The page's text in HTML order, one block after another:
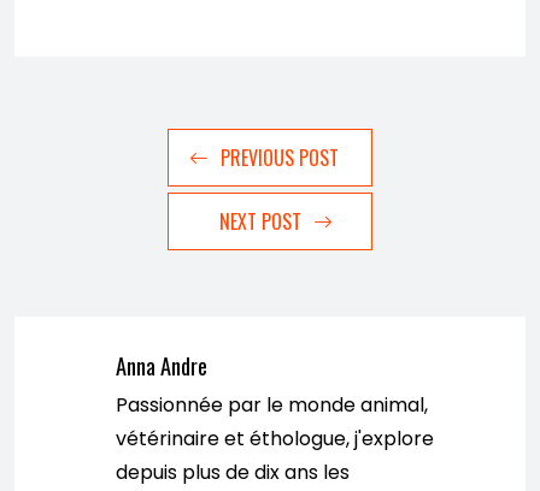
PREVIOUS POST
NEXT POST
Anna Andre
Passionnée par le monde animal,
vétérinaire et éthologue, j'explore
depuis plus de dix ans les